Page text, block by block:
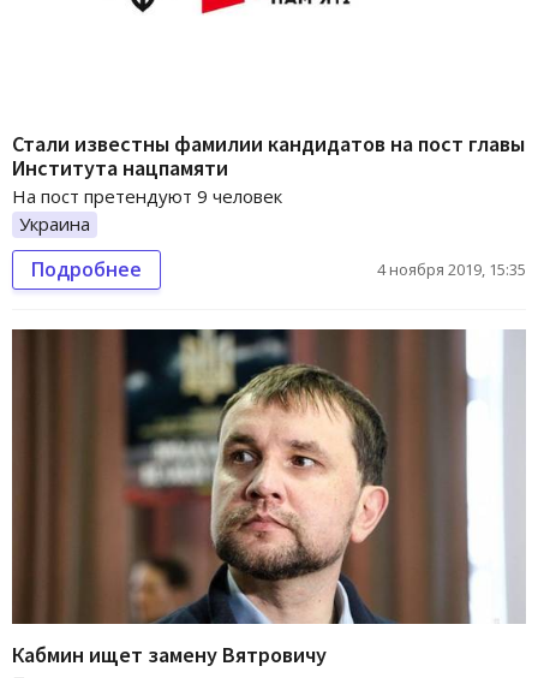
Стали известны фамилии кандидатов на пост главы
Института нацпамяти
На пост претендуют 9 человек
Украина
Подробнее 4 ноября 2019, 15:35
Кабмин ищет замену Вятровичу